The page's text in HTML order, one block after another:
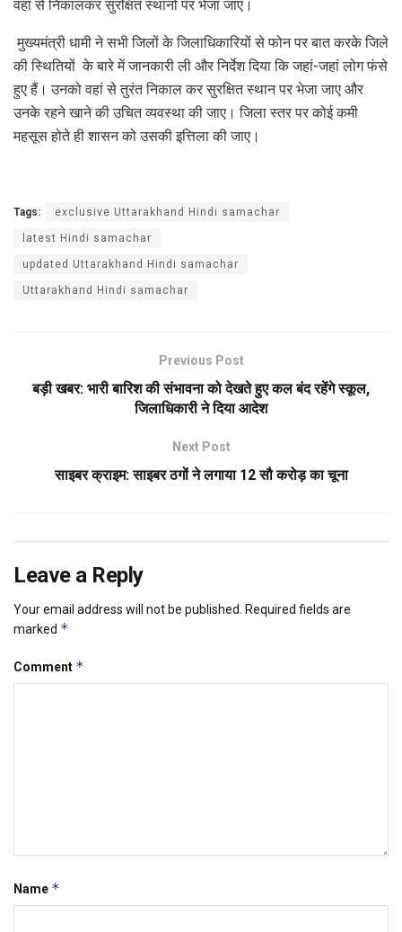
वहां से निकालकर सुरक्षित स्थानों पर भेजा जाए।
मुख्यमंत्री धामी ने सभी जिलों के जिलाधिकारियों से फोन पर बात करके जिले
की स्थितियों के बारे में जानकारी ली और निर्देश दिया कि जहां-जहां लोग फंसे
हुए हैं। उनको वहां से तुरंत निकाल कर सुरक्षित स्थान पर भेजा जाए और
उनके रहने खाने की उचित व्यवस्था की जाए। जिला स्तर पर कोई कमी
महसूस होते ही शासन को उसकी इत्तिला की जाए।
Tags: exclusive Uttarakhand Hindi samachar
latest Hindi samachar
updated Uttarakhand Hindi samachar
Uttarakhand Hindi samachar
Previous Post
बड़ी खबर: भारी बारिश की संभावना को देखते हुए कल बंद रहेंगे स्कूल,
जिलाधिकारी ने दिया आदेश
Next Post
साइबर क्राइम: साइबर ठगों ने लगाया 12 सौ करोड़ का चूना
Leave a Reply
Your email address will not be published.
Required fields are
marked *
Comment *
Name *